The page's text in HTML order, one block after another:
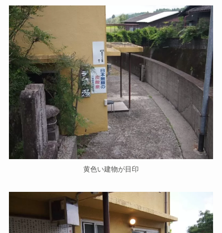
黄色い建物が目印